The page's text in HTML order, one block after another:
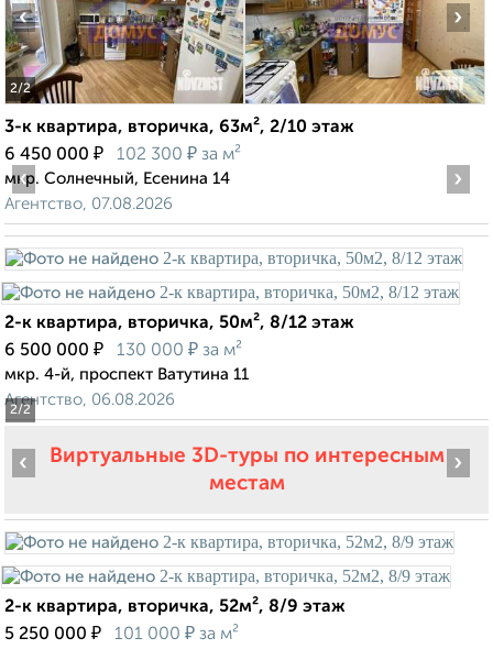
2/2
‹ ›
3-к квартира, вторичка, 63м², 2/10 этаж
6 450 000 ₽ 102 300 ₽ за м²
мкр. Солнечный, Есенина 14
Агентство, 07.08.2026
2/2
‹ ›
2-к квартира, вторичка, 50м², 8/12 этаж
6 500 000 ₽ 130 000 ₽ за м²
мкр. 4-й, проспект Ватутина 11
Агентство, 06.08.2026
Виртуальные 3D-туры по интересным
местам
‹ ›
2-к квартира, вторичка, 52м², 8/9 этаж
5 250 000 ₽ 101 000 ₽ за м²